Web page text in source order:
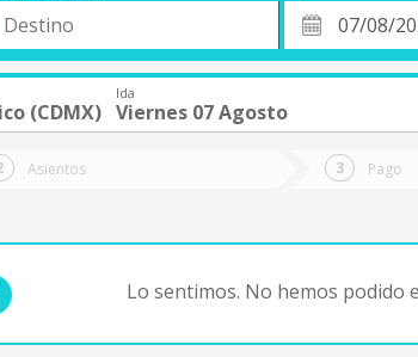
Fecha
de
(CDMX)
Ida
Viernes 07 Agosto
Asientos Pago
Lo sentimos. No hemos podido